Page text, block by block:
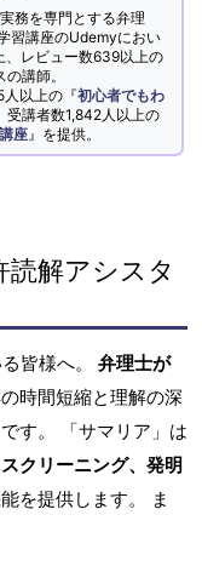
務を専門とする弁理
習講座のUdemyにおい
レビュー数639以上の
講師。
以上の『初心者でもわ
受講者数1,842人以上の
座 』を提供。
読解アシスタ
皆様へ。 弁理士が
時間短縮と理解の深
す。 「サマリア」は
クリーニング、発明
を提供します。 ま